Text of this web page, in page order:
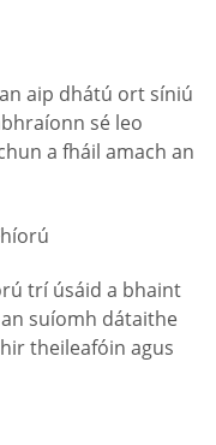
aip dhátú ort síniú
sé leo
a fháil amach an
trí úsáid a bhaint
suíomh dátaithe
theileafóin agus